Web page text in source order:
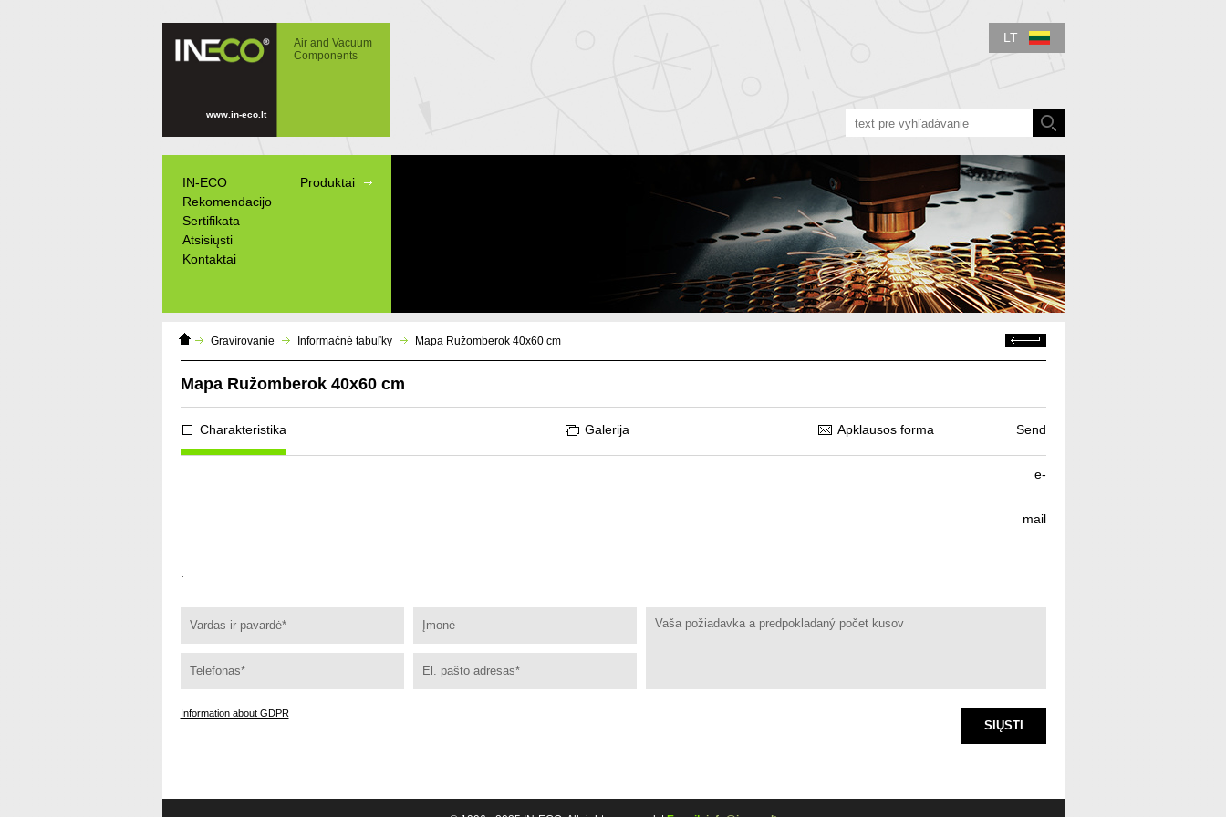
Mapa Ružomberok 40x60 cmAir and Vacuum
Components
www.in-eco.lt
Home
Page
Gravírovanie Informačné tabuľky Mapa Ružomberok 40x60 cm Atgal
Mapa Ružomberok 40x60 cm
Charakteristika Galerija Apklausos forma Send
e-
mail
Information about GDPR
SIŲSTI
IN-ECO
Rekomendacijo
Sertifikata
Atsisiųsti
Kontaktai
Produktai
LT